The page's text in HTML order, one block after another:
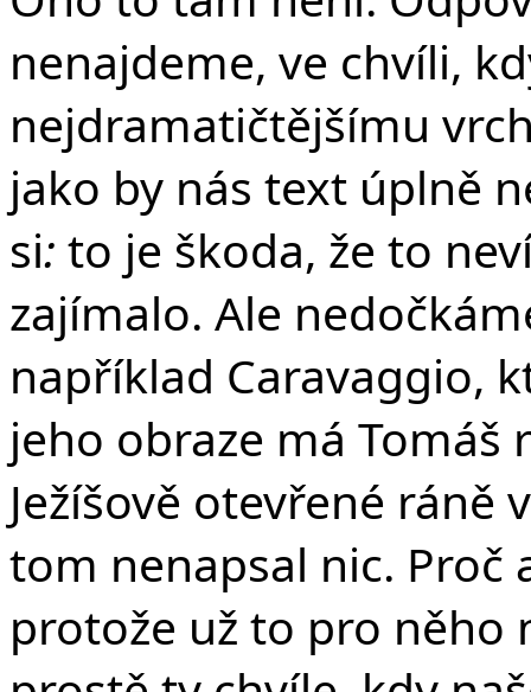
nenajdeme, ve chvíli,
nejdramatičtějšímu
jako by nás text úplně
si: to je škoda, že to
zajímalo. Ale
například Caravaggio,
jeho obraze má
Ježíšově otevřené ráně
tom nenapsal nic. Proč
protože už to pro něho